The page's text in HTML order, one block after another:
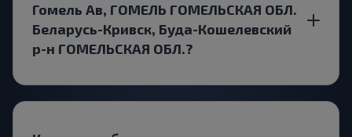
Гомель Ав, ГОМЕЛЬ ГОМЕЛЬСКАЯ ОБЛ.
Беларусь-Кривск, Буда-Кошелевский
р-н ГОМЕЛЬСКАЯ ОБЛ.?